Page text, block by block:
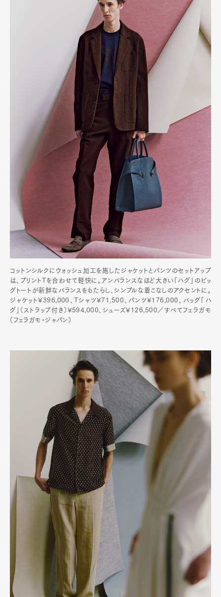
Pen Membership
Magazine
Official Columnist
About
Contact
Pen Meet
Pen international
コットンシルクにウォッシュ加工を施したジャケットとパンツのセットアップ
は、プリントTを合わせて軽快に。アンバランスなほど大きい「ハグ」のビッ
グトートが新鮮なバランスをもたらし、シンプルな着こなしのアクセントに。
ジャケット¥396,000、Tシャツ¥71,500、パンツ¥176,000、バッグ「ハ
グ」（ストラップ付き）¥594,000、シューズ¥126,500／すべてフェラガモ
（フェラガモ・ジャパン）